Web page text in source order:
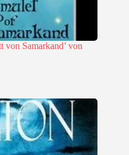
von Samarkand’ von